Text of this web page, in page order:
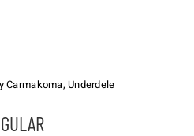
Carmakoma,Underdele